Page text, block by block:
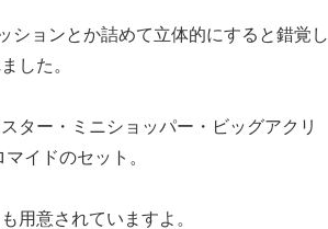
ションとか詰めて立体的にすると錯覚し
した。
ター・ミニショッパー・ビッグアクリ
イドのセット。
用意されていますよ。